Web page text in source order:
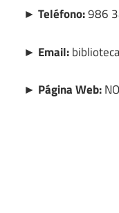
► Teléfono:986
► Email:
► Página Web: